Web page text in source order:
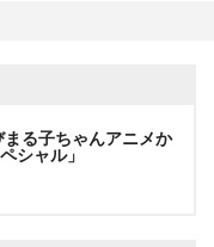
る子ちゃんアニメか
シャル」